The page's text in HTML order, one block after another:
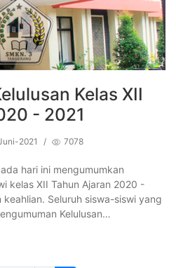
Kelas XII
- 2021
2021 / 7078
hari ini mengumumkan
kelas XII Tahun Ajaran 2020 -
Seluruh siswa-siswi yang
Kelulusan…